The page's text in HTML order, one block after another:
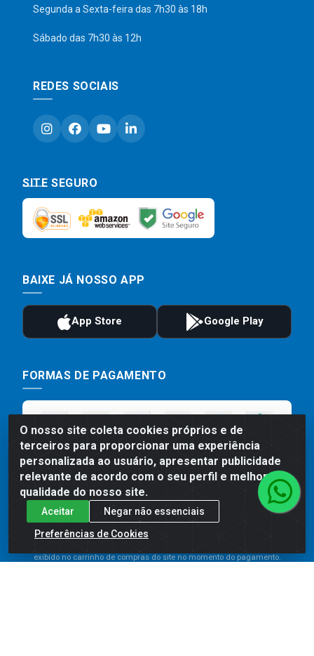
O nosso site coleta cookies próprios e de
terceiros para proporcionar uma experiência
personalizada ao usuário, apresentar publicidade
relevante de acordo com o seu perfil e melhorar a
qualidade do nosso site.
Aceitar
Negar não essenciais
Preferências de Cookies
Segunda a Sexta-feira das 7h30 às 18h
Sábado das 7h30 às 12h
REDES SOCIAIS
SITE SEGURO
BAIXE JÁ NOSSO APP
FORMAS DE PAGAMENTO
Preços, promoções, condições de pagamento e frete são válidos
para compras realizadas exclusivamente pelo site. Caso haja
exibido no carrinho de compras do site no momento do pagamento.